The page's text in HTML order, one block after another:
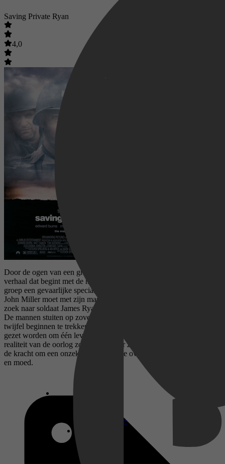
Disney+
Saving Private Ryan
4,0
Door de ogen van een groep Amerikaanse soldaten volgen we het
verhaal dat begint met de historische invasie op D-Day, waarna de
groep een gevaarlijke speciale opdracht moet uitvoeren. Kapitein
John Miller moet met zijn mannen achter de vijandelijke linies op
zoek naar soldaat James Ryan, wiens drie broers zijn gesneuveld.
De mannen stuiten op zoveel gevaren dat ze het nut van dit bevel in
twijfel beginnen te trekken. Waarom moeten acht levens op het spel
gezet worden om één leven te redden? Temidden van de keiharde
realiteit van de oorlog zoekt ieder naar zijn eigen antwoord - en naar
de kracht om een onzekere toekomst te overwinnen met eer, fatsoen
en moed.